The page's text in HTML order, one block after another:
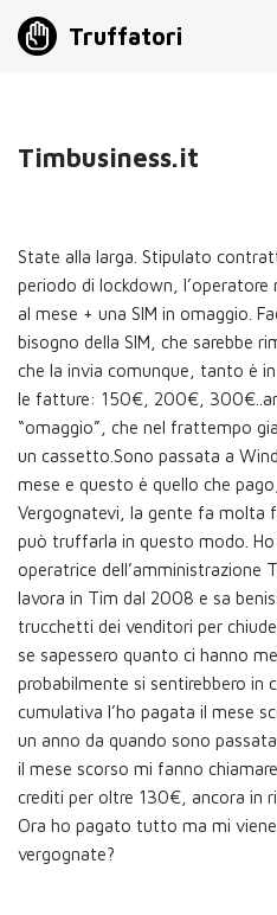
Truffatori
Timbusiness.it
State alla larga. Stipulato
periodo di lockdown,
al mese + una SIM in omaggio.
bisogno della SIM, che sarebbe
che la invia comunque, tanto è
le fatture: 150€, 200€,
“omaggio”, che nel frattempo
un cassetto.Sono passata a
mese e questo è quello che
Vergognatevi, la gente fa molta
può truffarla in questo modo.
operatrice dell’amministrazione
lavora in Tim dal 2008 e sa
trucchetti dei venditori per
se sapessero quanto ci hanno
probabilmente si sentirebbero in
cumulativa l’ho pagata il mese
un anno da quando sono
il mese scorso mi fanno
crediti per oltre 130€, ancora in
Ora ho pagato tutto ma mi viene
vergognate?